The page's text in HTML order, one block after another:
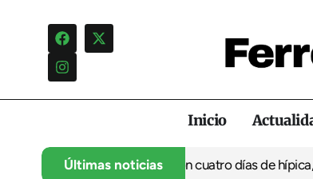
Inicio
Últimas noticias
su 35º aniversario con cuatro días de hípica,